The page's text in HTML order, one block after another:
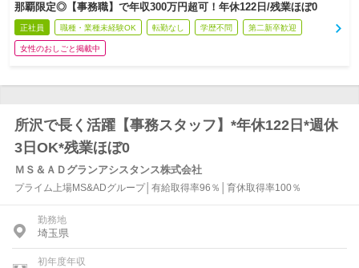
那覇限定◎【事務職】で年収300万円超可！年休122日/残業ほぼ0
正社員 職種・業種未経験OK 転勤なし 学歴不問 第二新卒歓迎
女性のおしごと掲載中
所沢で長く活躍【事務スタッフ】*年休122日*週休
3日OK*残業ほぼ0
ＭＳ＆ＡＤグランアシスタンス株式会社
プライム上場MS&ADグループ│有給取得率96％│育休取得率100％
勤務地
埼玉県
初年度年収